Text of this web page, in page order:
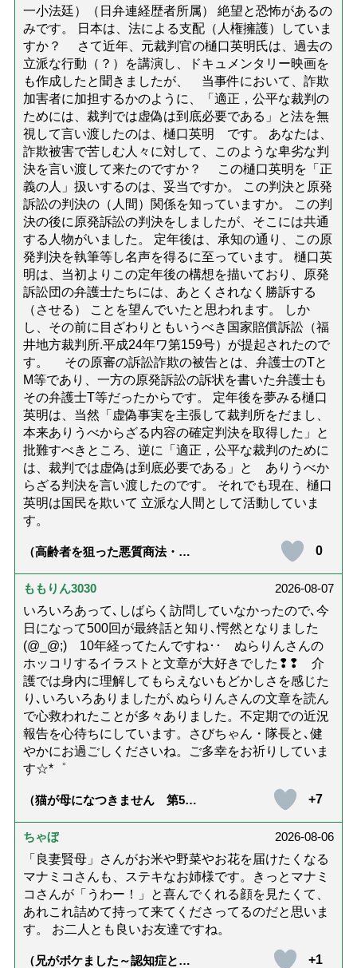
一小法廷）（日弁連経歴者所属） 絶望と恐怖があるの
みです。 日本は、法による支配（人権擁護）していま
すか？ さて近年、元裁判官の樋口英明氏は、過去の
立派な行動（？）を講演し、ドキュメンタリー映画を
も作成したと聞きましたが、 当事件において、詐欺
加害者に加担するかのように、「適正，公平な裁判の
ためには、裁判では虚偽は到底必要である」と法を無
視して言い渡したのは、樋口英明 です。 あなたは、
詐欺被害で苦しむ人々に対して、このような卑劣な判
決を言い渡して来たのですか？ この樋口英明を「正
義の人」扱いするのは、妥当ですか。 この判決と原発
訴訟の判決の（人間）関係を知っていますか。 この判
決の後に原発訴訟の判決をしましたが、そこには共通
する人物がいました。 定年後は、承知の通り、この原
発判決を執筆等し名声を得るに至っています。 樋口英
明は、当初よりこの定年後の構想を描いており、原発
訴訟団の弁護士たちには、あとくされなく勝訴する
（させる） ことを望んでいたと思われます。 しか
し、その前に目ざわりともいうべき国家賠償訴訟（福
井地方裁判所.平成24年ワ第159号）が提起されたので
す。 その原審の訴訟詐欺の被告とは、弁護士のTと
M等であり、一方の原発訴訟の訴状を書いた弁護士も
その弁護士T等だったからです。 定年後を夢みる樋口
英明は、当然「虚偽事実を主張して裁判所をだまし、
本来ありうべからざる内容の確定判決を取得した」と
批難すべきところ、逆に「適正，公平な裁判のために
は、裁判では虚偽は到底必要である」と ありうべか
らざる判決を言い渡したのです。 それでも現在、樋口
英明は国民を欺いて 立派な人間として活動していま
す。
（高齢者を狙った悪質商法・訪
ないための4つの対策「騙されや
すい人の特徴は？」【社会福祉
0
ももりん3030
2026-08-07
いろいろあって､しばらく訪問していなかったので､今
日になって500回が最終話と知り､愕然となりました
(@_@;) 10年経ってたんですね･･ ぬらりんさんの
ホッコリするイラストと文章が大好きでした❢❢ 介
護では身内に理解してもらえないもどかしさを感じた
り､いろいろありましたが､ぬらりんさんの文章を読ん
で心救われたことが多々ありました。不定期での近況
報告を心待ちにしています。さびちゃん・隊長と､健
やかにお過ごしくださいね。ご多幸をお祈りしていま
す☆*゜
（猫が母になつきません 第500
+7
ちゃぼ
2026-08-06
「良妻賢母」さんがお米や野菜やお花を届けたくなる
マナミコさんも、ステキなお姉様です。きっとマナミ
コさんが「うわー！」と喜んでくれる顔を見たくて、
あれこれ詰めて持って来てくださってるのだと思いま
す。 お二人とも良いお友達ですね。
（兄がボケました～認知症と介
+1